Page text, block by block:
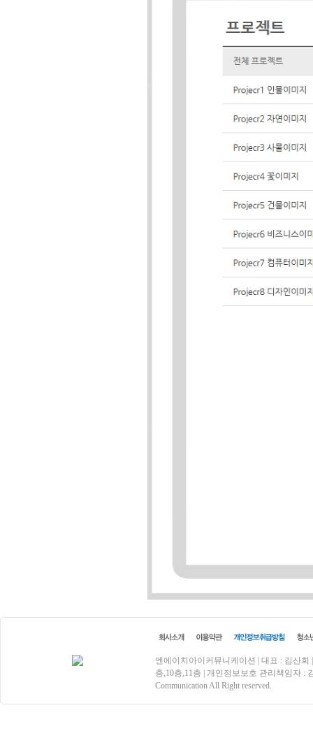
엔에이치아이커뮤니케이션 | 대표 : 김산희
층,10층,11층 | 개인정보보호 관리책임자 :
Communication All Right reserved.